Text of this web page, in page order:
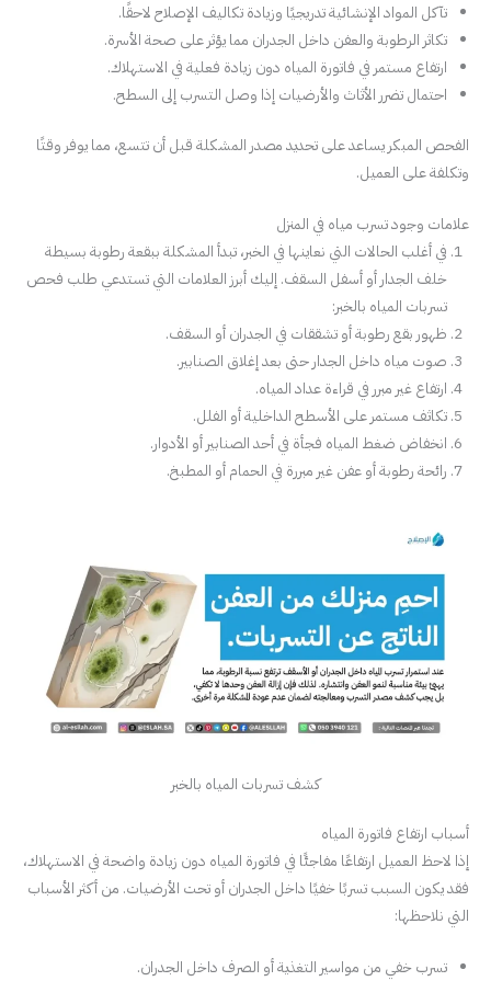
تآكل المواد الإنشائية تدريجيًا وزيادة تكاليف الإصلاح لاحقًا.
تكاثر الرطوبة والعفن داخل الجدران مما يؤثر على صحة الأسرة.
ارتفاع مستمر في فاتورة المياه دون زيادة فعلية في الاستهلاك.
احتمال تضرر الأثاث والأرضيات إذا وصل التسرب إلى السطح.
الفحص المبكر يساعد على تحديد مصدر المشكلة قبل أن تتسع، مما يوفر وقتًا
وتكلفة على العميل.
علامات وجود تسرب مياه في المنزل
في أغلب الحالات التي نعاينها في الخبر، تبدأ المشكلة ببقعة رطوبة بسيطة
خلف الجدار أو أسفل السقف. إليك أبرز العلامات التي تستدعي طلب فحص
تسربات المياه بالخبر:
ظهور بقع رطوبة أو تشققات في الجدران أو السقف.
صوت مياه داخل الجدار حتى بعد إغلاق الصنابير.
ارتفاع غير مبرر في قراءة عداد المياه.
تكاثف مستمر على الأسطح الداخلية أو الفلل.
انخفاض ضغط المياه فجأة في أحد الصنابير أو الأدوار.
رائحة رطوبة أو عفن غير مبررة في الحمام أو المطبخ.
كشف تسربات المياه بالخبر
أسباب ارتفاع فاتورة المياه
إذا لاحظ العميل ارتفاعًا مفاجئًا في فاتورة المياه دون زيادة واضحة في الاستهلاك،
فقد يكون السبب تسربًا خفيًا داخل الجدران أو تحت الأرضيات. من أكثر الأسباب
التي نلاحظها:
تسرب خفي من مواسير التغذية أو الصرف داخل الجدران.